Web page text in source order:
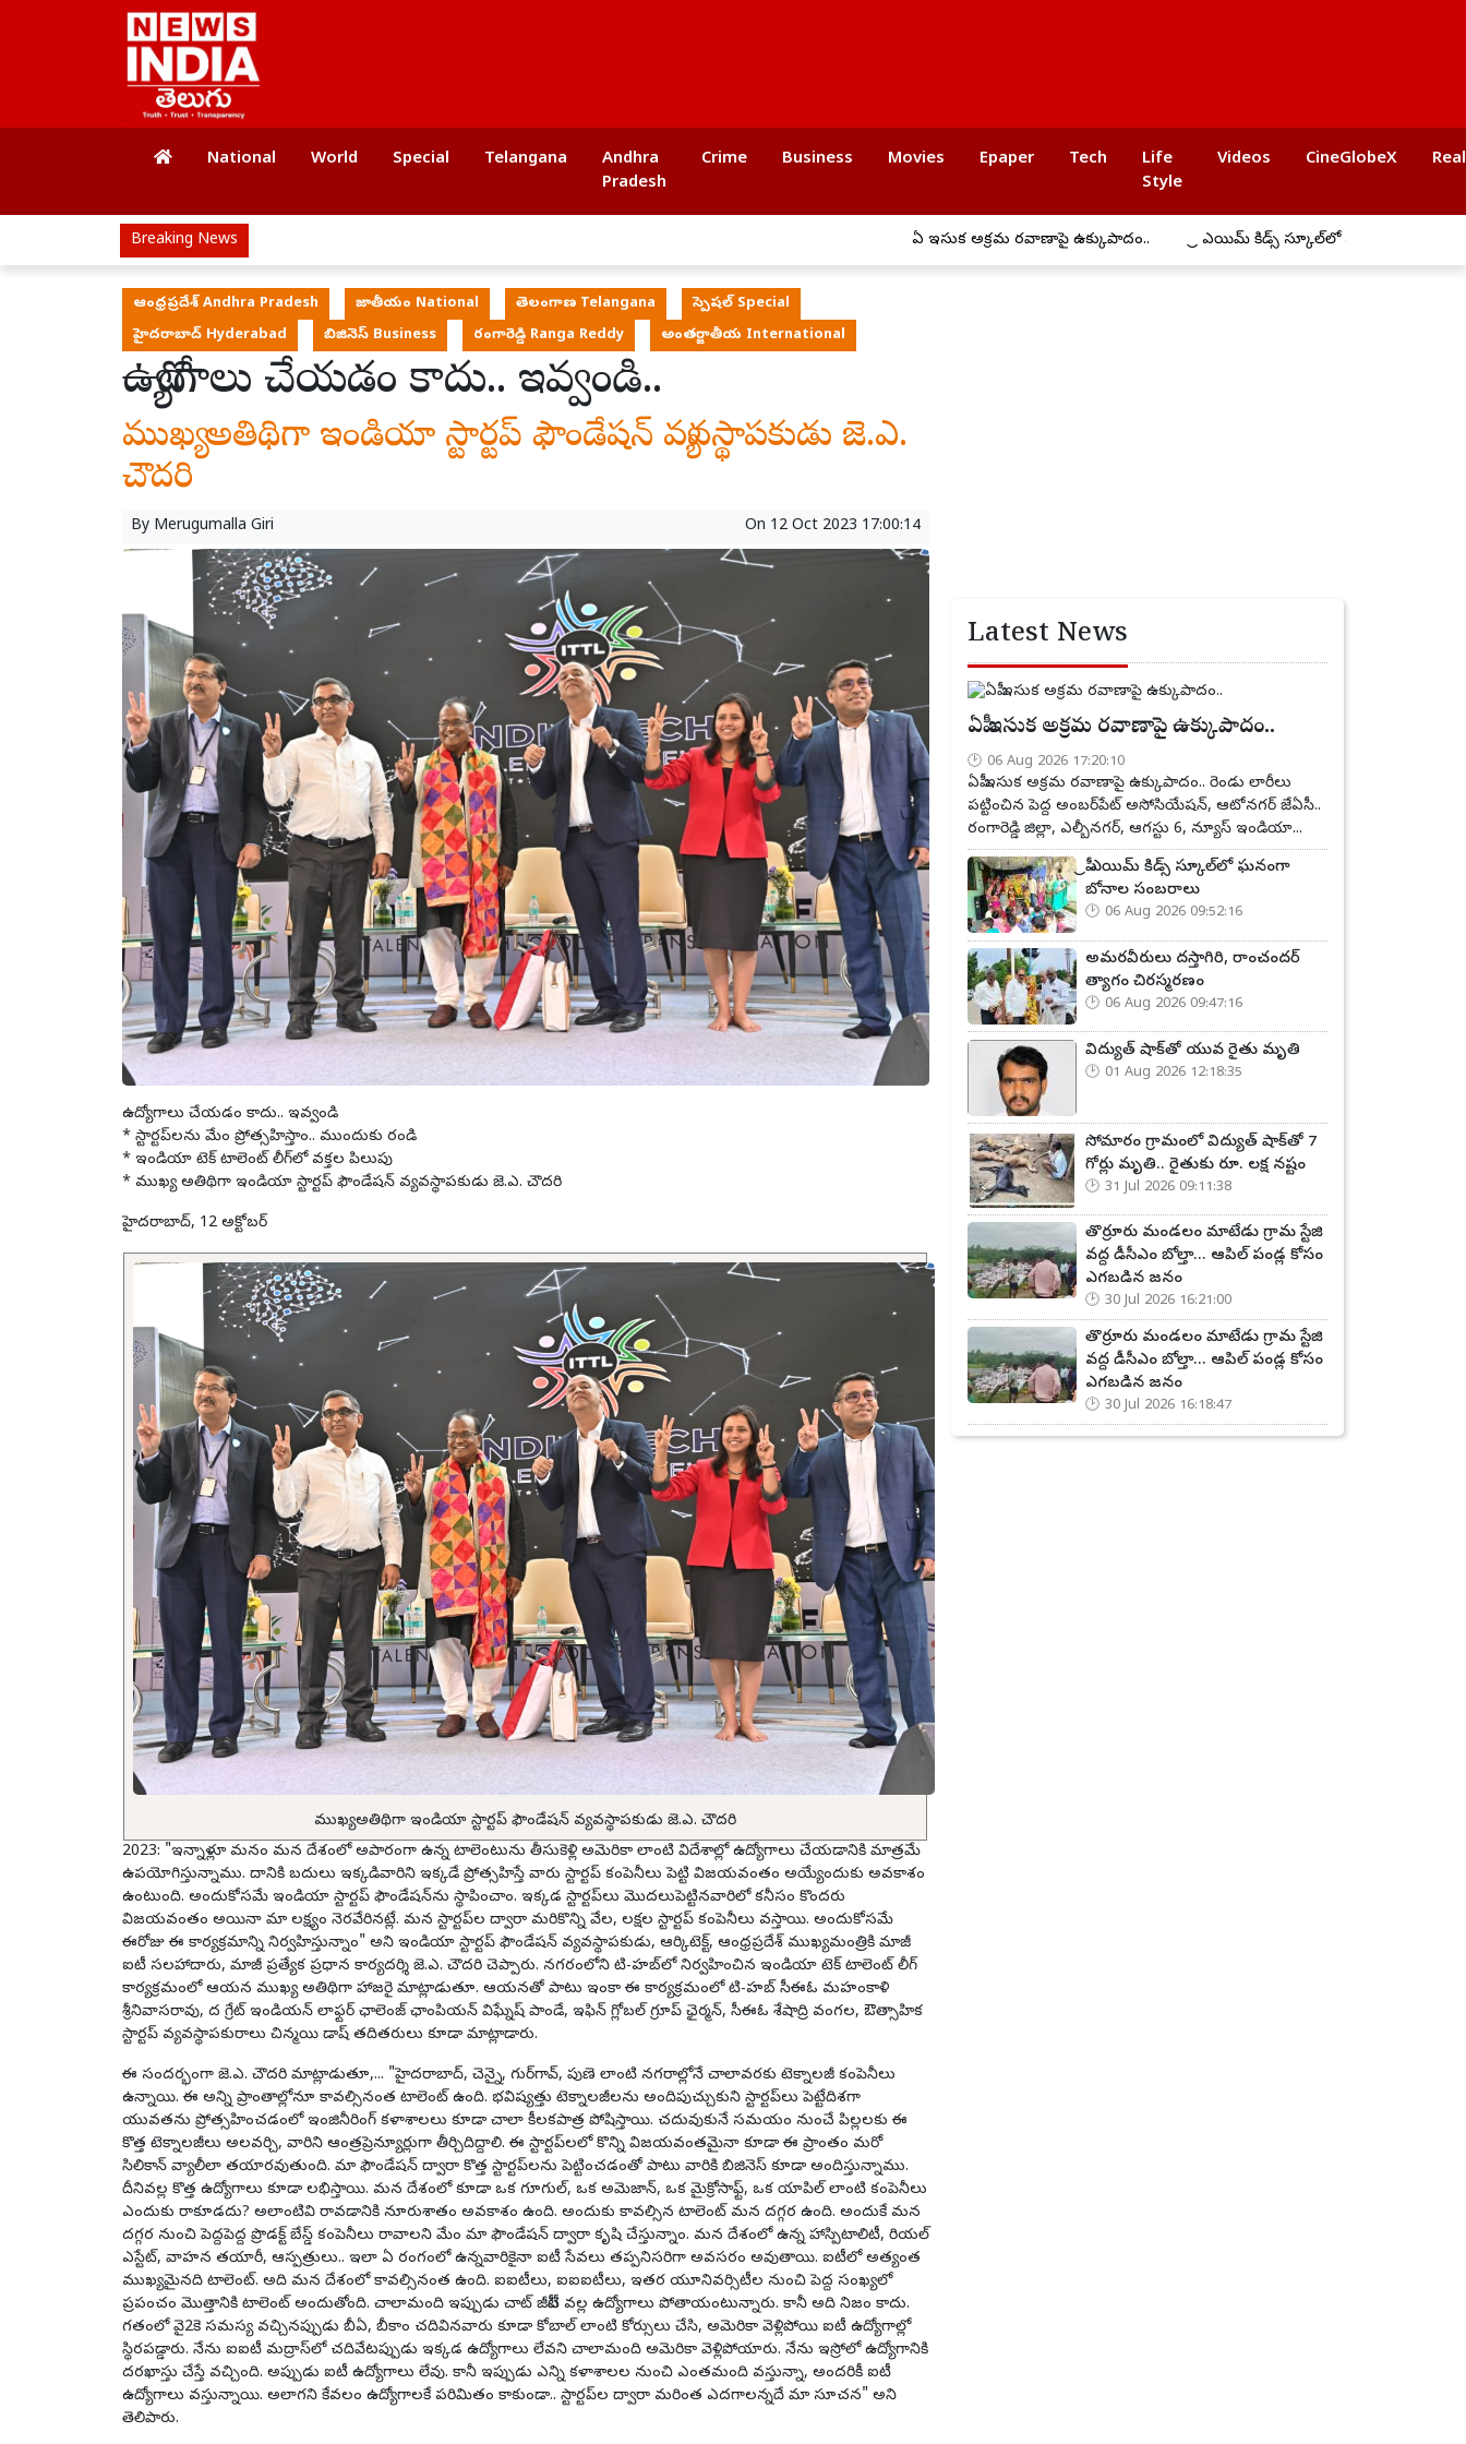
National World Special Telangana
Andhra
Pradesh
Crime Business Movies Epaper Tech
Life
Style
Videos CineGlobeX
Breaking News ఏపీ ఇసుక అక్రమ రవాణాపై ఉక్కుపాదం.. ప్రీ ఎయిమ్ కిడ్స్ స్కూల్‌లో ఘనంగా బోనాల సంబరాలు
ఆంధ్రప్రదేశ్ Andhra Pradesh జాతీయం National తెలంగాణ Telangana
స్పెషల్ Special
హైదరాబాద్ Hyderabad
బిజినెస్ Business రంగారెడ్డి Ranga Reddy అంతర్జాతీయ International
ఉద్యోగాలు చేయ‌డం కాదు.. ఇవ్వండి..
ముఖ్య అతిథిగా ఇండియా స్టార్ట‌ప్ ఫౌండేష‌న్ వ్య‌వ‌స్థాప‌కుడు జె.ఎ.
చౌద‌రి
By Merugumalla Giri On 12 Oct 2023 17:00:14
ఉద్యోగాలు చేయ‌డం కాదు.. ఇవ్వండి
* స్టార్ట‌ప్‌ల‌ను మేం ప్రోత్స‌హిస్తాం.. ముందుకు రండి
* ఇండియా టెక్ టాలెంట్ లీగ్‌లో వ‌క్త‌ల పిలుపు
* ముఖ్య అతిథిగా ఇండియా స్టార్ట‌ప్ ఫౌండేష‌న్ వ్య‌వ‌స్థాప‌కుడు జె.ఎ. చౌద‌రి
హైద‌రాబాద్, 12 అక్టోబ‌ర్
ముఖ్యఅతిథిగా ఇండియా స్టార్ట‌ప్ ఫౌండేష‌న్ వ్య‌వ‌స్థాప‌కుడు జె.ఎ. చౌద‌రి
2023: "ఇన్నాళ్లూ మ‌నం మ‌న దేశంలో అపారంగా ఉన్న టాలెంటును తీసుకెళ్లి అమెరికా లాంటి విదేశాల్లో ఉద్యోగాలు చేయ‌డానికి మాత్ర‌మే
ఉప‌యోగిస్తున్నాము. దానికి బ‌దులు ఇక్క‌డివారిని ఇక్క‌డే ప్రోత్స‌హిస్తే వారు స్టార్ట‌ప్ కంపెనీలు పెట్టి విజ‌య‌వంతం అయ్యేందుకు అవ‌కాశం
ఉంటుంది. అందుకోస‌మే ఇండియా స్టార్ట‌ప్ ఫౌండేష‌న్‌ను స్థాపించాం. ఇక్క‌డ స్టార్ట‌ప్‌లు మొద‌లుపెట్టిన‌వారిలో క‌నీసం కొంద‌రు
విజ‌య‌వంతం అయినా మా ల‌క్ష్యం నెర‌వేరిన‌ట్లే. మ‌న స్టార్ట‌ప్‌ల ద్వారా మ‌రికొన్ని వేల, ల‌క్ష‌ల స్టార్ట‌ప్ కంపెనీలు వ‌స్తాయి. అందుకోస‌మే
ఈరోజు ఈ కార్య‌క్ర‌మాన్ని నిర్వ‌హిస్తున్నాం" అని ఇండియా స్టార్ట‌ప్ ఫౌండేష‌న్ వ్య‌వ‌స్థాప‌కుడు, ఆర్కిటెక్ట్, ఆంధ్ర‌ప్ర‌దేశ్ ముఖ్య‌మంత్రికి మాజీ
ఐటీ స‌ల‌హాదారు, మాజీ ప్ర‌త్యేక ప్ర‌ధాన కార్య‌ద‌ర్శి జె.ఎ. చౌద‌రి చెప్పారు. న‌గ‌రంలోని టి-హ‌బ్‌లో నిర్వ‌హించిన ఇండియా టెక్ టాలెంట్ లీగ్
కార్య‌క్ర‌మంలో ఆయ‌న ముఖ్య అతిథిగా హాజరై మాట్లాడుతూ. ఆయ‌న‌తో పాటు ఇంకా ఈ కార్య‌క్ర‌మంలో టి-హ‌బ్ సీఈఓ మహంకాళి
శ్రీ‌నివాస‌రావు, ద గ్రేట్ ఇండియ‌న్ లాఫ్ట‌ర్ ఛాలెంజ్ ఛాంపియ‌న్‌ విఘ్నేష్ పాండే, ఇఫిన్ గ్లోబ‌ల్ గ్రూప్ ఛైర్మ‌న్, సీఈఓ శేషాద్రి వంగ‌ల‌, ఔత్సాహిక
స్టార్ట‌ప్ వ్య‌వ‌స్థాప‌కురాలు చిన్మ‌యి డాష్ త‌దితరులు కూడా మాట్లాడారు.
ఈ సంద‌ర్భంగా జె.ఎ. చౌద‌రి మాట్లాడుతూ,... "హైద‌రాబాద్, చెన్నై, గుర్‌గావ్, పుణె లాంటి న‌గ‌రాల్లోనే చాలావ‌ర‌కు టెక్నాల‌జీ కంపెనీలు
ఉన్నాయి. ఈ అన్ని ప్రాంతాల్లోనూ కావ‌ల్సినంత టాలెంట్ ఉంది. భ‌విష్య‌త్తు టెక్నాల‌జీల‌ను అందిపుచ్చుకుని స్టార్ట‌ప్‌లు పెట్టేదిశ‌గా
యువ‌త‌ను ప్రోత్స‌హించ‌డంలో ఇంజినీరింగ్ క‌ళాశాల‌లు కూడా చాలా కీల‌క‌పాత్ర పోషిస్తాయి. చ‌దువుకునే స‌మ‌యం నుంచే పిల్ల‌ల‌కు ఈ
కొత్త టెక్నాల‌జీలు అల‌వ‌ర్చి, వారిని ఆంత్ర‌ప్రెన్యూర్లుగా తీర్చిదిద్దాలి. ఈ స్టార్ట‌ప్‌ల‌లో కొన్ని విజ‌య‌వంత‌మైనా కూడా ఈ ప్రాంతం మ‌రో
సిలికాన్ వ్యాలీలా త‌యార‌వుతుంది. మా ఫౌండేష‌న్ ద్వారా కొత్త స్టార్ట‌ప్‌లను పెట్టించ‌డంతో పాటు వారికి బిజినెస్ కూడా అందిస్తున్నాము.
దీనివ‌ల్ల కొత్త ఉద్యోగాలు కూడా ల‌భిస్తాయి. మ‌న దేశంలో కూడా ఒక గూగుల్, ఒక అమెజాన్, ఒక మైక్రోసాఫ్ట్, ఒక యాపిల్ లాంటి కంపెనీలు
ఎందుకు రాకూడ‌దు? అలాంటివి రావ‌డానికి నూరుశాతం అవ‌కాశం ఉంది. అందుకు కావ‌ల్సిన టాలెంట్ మ‌న ద‌గ్గ‌ర ఉంది. అందుకే మ‌న
ద‌గ్గ‌ర నుంచి పెద్ద‌పెద్ద ప్రొడ‌క్ట్ బేస్డ్ కంపెనీలు రావాల‌ని మేం మా ఫౌండేష‌న్ ద్వారా కృషి చేస్తున్నాం. మ‌న దేశంలో ఉన్న హాస్పిటాలిటీ, రియ‌ల్
ఎస్టేట్, వాహ‌న త‌యారీ, ఆస్ప‌త్రులు.. ఇలా ఏ రంగంలో ఉన్న‌వారికైనా ఐటీ సేవ‌లు త‌ప్ప‌నిస‌రిగా అవ‌స‌రం అవుతాయి. ఐటీలో అత్యంత
ముఖ్య‌మైన‌ది టాలెంట్. అది మ‌న దేశంలో కావ‌ల్సినంత ఉంది. ఐఐటీలు, ఐఐఐటీలు, ఇత‌ర యూనివ‌ర్సిటీల నుంచి పెద్ద సంఖ్య‌లో
ప్రపంచం మొత్తానికి టాలెంట్ అందుతోంది. చాలామంది ఇప్పుడు చాట్ జీపీటీ వ‌ల్ల ఉద్యోగాలు పోతాయంటున్నారు. కానీ అది నిజం కాదు.
గ‌తంలో వై2కె స‌మ‌స్య వ‌చ్చిన‌ప్పుడు బీఏ, బీకాం చ‌దివిన‌వారు కూడా కోబాల్ లాంటి కోర్సులు చేసి, అమెరికా వెళ్లిపోయి ఐటీ ఉద్యోగాల్లో
స్థిర‌ప‌డ్డారు. నేను ఐఐటీ మ‌ద్రాస్‌లో చ‌దివేట‌ప్పుడు ఇక్క‌డ ఉద్యోగాలు లేవ‌ని చాలామంది అమెరికా వెళ్లిపోయారు. నేను ఇస్రోలో ఉద్యోగానికి
ద‌ర‌ఖాస్తు చేస్తే వ‌చ్చింది. అప్పుడు ఐటీ ఉద్యోగాలు లేవు. కానీ ఇప్పుడు ఎన్ని క‌ళాశాల‌ల నుంచి ఎంత‌మంది వ‌స్తున్నా, అంద‌రికీ ఐటీ
ఉద్యోగాలు వ‌స్తున్నాయి. అలాగ‌ని కేవ‌లం ఉద్యోగాల‌కే ప‌రిమితం కాకుండా.. స్టార్ట‌ప్‌ల ద్వారా మ‌రింత ఎద‌గాల‌న్న‌దే మా సూచ‌న" అని
తెలిపారు.
Latest News
ఏపీ ఇసుక అక్రమ రవాణాపై ఉక్కుపాదం..
06 Aug 2026 17:20:10
ఏపీ ఇసుక అక్రమ రవాణాపై ఉక్కుపాదం.. రెండు లారీలు
పట్టించిన పెద్ద అంబర్‌పేట్ అసోసియేషన్, ఆటోనగర్ జేఏసీ..
రంగారెడ్డి జిల్లా, ఎల్బీనగర్, ఆగస్టు 6, న్యూస్ ఇండియా...
ప్రీ ఎయిమ్ కిడ్స్ స్కూల్‌లో ఘనంగా
బోనాల సంబరాలు
06 Aug 2026 09:52:16
అమరవీరులు దస్తాగిరి, రాంచందర్
త్యాగం చిరస్మరణం
06 Aug 2026 09:47:16
విద్యుత్ షాక్‌తో యువ రైతు మృతి
01 Aug 2026 12:18:35
సోమారం గ్రామంలో విద్యుత్ షాక్‌తో 7
గోర్లు మృతి.. రైతుకు రూ. లక్ష నష్టం
31 Jul 2026 09:11:38
తొర్రూరు మండలం మాటేడు గ్రామ స్టేజి
వద్ద డీసీఎం బోల్తా... ఆపిల్ పండ్ల కోసం
ఎగబడిన జనం
30 Jul 2026 16:21:00
తొర్రూరు మండలం మాటేడు గ్రామ స్టేజి
వద్ద డీసీఎం బోల్తా... ఆపిల్ పండ్ల కోసం
ఎగబడిన జనం
30 Jul 2026 16:18:47